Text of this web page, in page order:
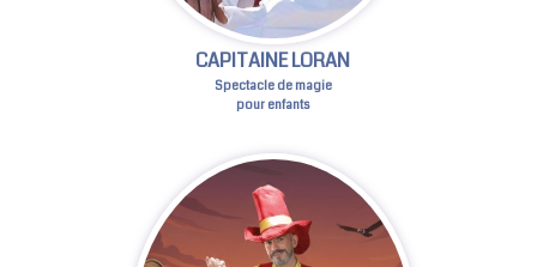
CAPITAINE LORAN
Spectacle de magie
pour enfants